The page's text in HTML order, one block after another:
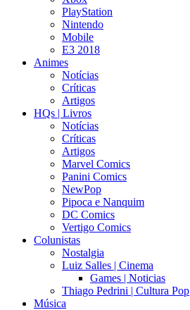
PlayStation
Nintendo
Mobile
E3 2018
Animes
Notícias
Críticas
Artigos
HQs | Livros
Notícias
Críticas
Artigos
Marvel Comics
Panini Comics
NewPop
Pipoca e Nanquim
DC Comics
Vertigo Comics
Colunistas
Nostalgia
Luiz Salles | Cinema
Games | Noticias
Thiago Pedrini | Cultura Pop
Música